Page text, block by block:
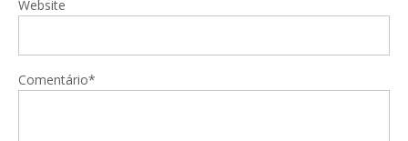
Website
Comentário*